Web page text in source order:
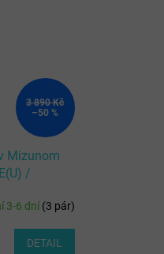
3 890 Kč
–50 %
Mizunom
/
3-6 dní(3 pár)
DETAIL